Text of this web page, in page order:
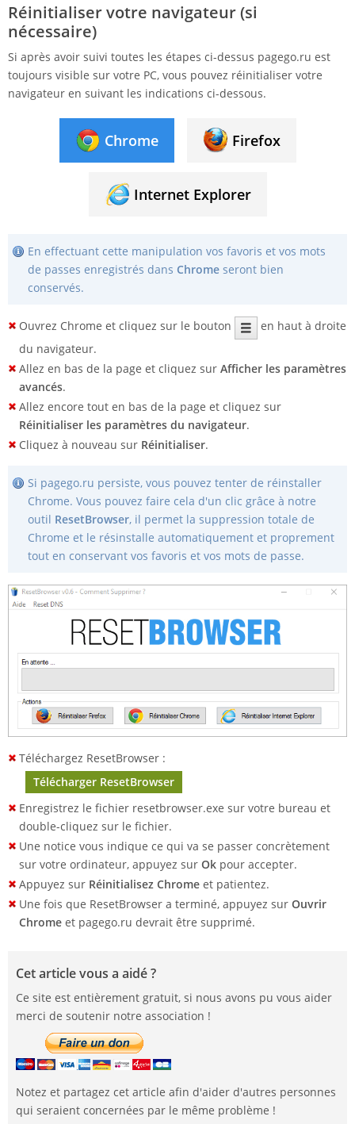
Réinitialiser votre navigateur (si
nécessaire)
Si après avoir suivi toutes les étapes ci-dessus pagego.ru est
toujours visible sur votre PC, vous pouvez réinitialiser votre
navigateur en suivant les indications ci-dessous.
Chrome Firefox
Internet Explorer
En effectuant cette manipulation vos favoris et vos mots
de passes enregistrés dans Chrome seront bien
conservés.
Ouvrez Chrome et cliquez sur le bouton
en haut à droite
du navigateur.
Allez en bas de la page et cliquez sur Afficher les paramètres
avancés.
Allez encore tout en bas de la page et cliquez sur
Réinitialiser les paramètres du navigateur.
Cliquez à nouveau sur Réinitialiser.
Si pagego.ru persiste, vous pouvez tenter de réinstaller
Chrome. Vous pouvez faire cela d'un clic grâce à notre
outil ResetBrowser, il permet la suppression totale de
Chrome et le résinstalle automatiquement et proprement
tout en conservant vos favoris et vos mots de passe.
Téléchargez ResetBrowser :
Télécharger ResetBrowser
Enregistrez le fichier resetbrowser.exe sur votre bureau et
double-cliquez sur le fichier.
Une notice vous indique ce qui va se passer concrètement
sur votre ordinateur, appuyez sur Ok pour accepter.
Appuyez sur Réinitialisez Chrome et patientez.
Une fois que ResetBrowser a terminé, appuyez sur Ouvrir
Chrome et pagego.ru devrait être supprimé.
Cet article vous a aidé ?
Ce site est entièrement gratuit, si nous avons pu vous aider
merci de soutenir notre association !
Notez et partagez cet article afin d'aider d'autres personnes
qui seraient concernées par le même problème !